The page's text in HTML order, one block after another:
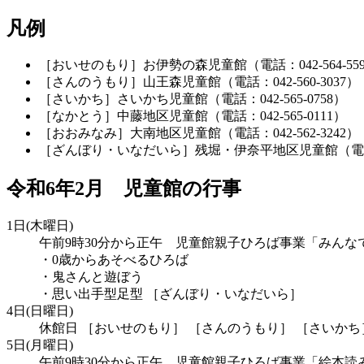
凡例
［おいせのもり］お伊勢の森児童館（電話：042-564-
［さんのうもり］山王森児童館（電話：042-560-3037）
［さいかち］さいかち児童館（電話：042-565-0758）
［なかとう］中藤地区児童館（電話：042-565-0111）
［おおみなみ］大南地区児童館（電話：042-562-3242）
［ざんぼり・いなだいら］残堀・伊奈平地区児童館（
令和6年2月 児童館の行事
1日(木曜日)
午前9時30分から正午 児童館親子ひろば事業「みんな
・0歳からあそべるひろば
・鬼さんと遊ぼう
・思い出手型足型 ［ざんぼり・いなだいら］
4日(日曜日)
休館日 ［おいせのもり］ ［さんのうもり］ ［さいか
5日(月曜日)